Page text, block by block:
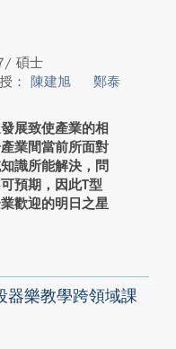
碩士
： 陳建旭
鄭泰
展致使產業的相
業間當前所面對
識所能解決，問
預期，因此T型
歡迎的明日之星
器樂教學跨領域課